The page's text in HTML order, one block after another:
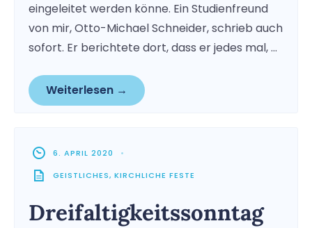
eingeleitet werden könne. Ein Studienfreund
von mir, Otto-Michael Schneider, schrieb auch
sofort. Er berichtete dort, dass er jedes mal, …
Weiterlesen →
6. APRIL 2020
•
GEISTLICHES, KIRCHLICHE FESTE
Dreifaltigkeitssonntag